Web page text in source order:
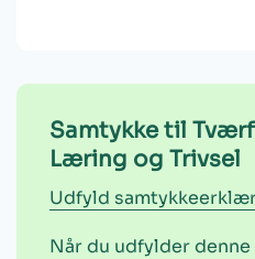
Samtykke til
Læring og Trivsel
Udfyld
Når du udfylder